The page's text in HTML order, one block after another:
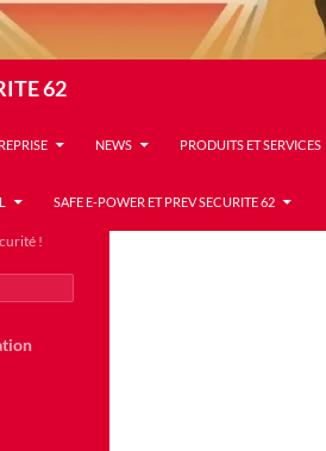
62
NEWS PRODUITS ET SERVICES
SAFE E-POWER ET PREV SECURITE 62
!